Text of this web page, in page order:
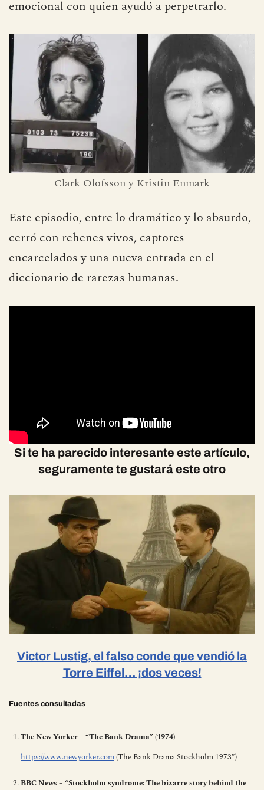
emocional con quien ayudó a perpetrarlo.
Clark Olofsson y Kristin Enmark
Este episodio, entre lo dramático y lo absurdo,
cerró con rehenes vivos, captores
encarcelados y una nueva entrada en el
diccionario de rarezas humanas.
Si te ha parecido interesante este artículo,
seguramente te gustará este otro
Victor Lustig, el falso conde que vendió la
Torre Eiffel… ¡dos veces!
Fuentes consultadas
The New Yorker – “The Bank Drama” (1974)
https://www.newyorker.com(The Bank Drama Stockholm 1973″)
BBC News – “Stockholm syndrome: The bizarre story behind the